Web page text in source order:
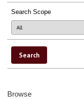
Search Scope
Browse